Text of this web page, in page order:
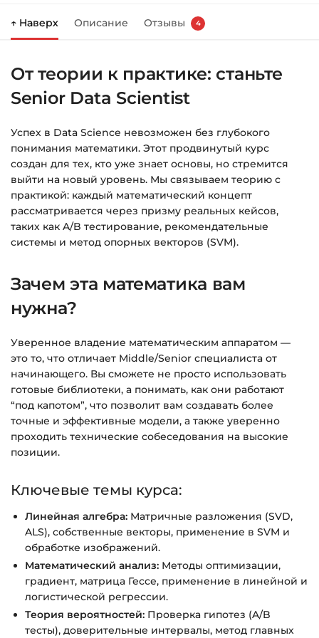
Справа появится корзина — нажмите
Заполните все поля (почта и пароль).
Оплатите удобным способом (более 8
После оплаты появится страница
благодарности с кнопкой«Перейти к
загрузкам». Нажмите её — и откроется
страница с курсами.
Дополнительно ссылка на курс придёт вам
на email.
времени.
справке >>>
Вопросы?Пишите наinfo@siluette.com.uaили в
чат на сайте.
↑ Наверх Описание Отзывы 4
От теории к практике: станьте
Senior Data Scientist
Успех в Data Science невозможен без глубокого
понимания математики. Этот продвинутый курс
создан для тех, кто уже знает основы, но стремится
выйти на новый уровень. Мы связываем теорию с
практикой: каждый математический концепт
рассматривается через призму реальных кейсов,
таких как A/B тестирование, рекомендательные
системы и метод опорных векторов (SVM).
Зачем эта математика вам
нужна?
Уверенное владение математическим аппаратом —
это то, что отличает Middle/Senior специалиста от
начинающего. Вы сможете не просто использовать
готовые библиотеки, а понимать, как они работают
“под капотом”, что позволит вам создавать более
точные и эффективные модели, а также уверенно
проходить технические собеседования на высокие
позиции.
Ключевые темы курса:
Линейная алгебра: Матричные разложения (SVD,
ALS), собственные векторы, применение в SVM и
обработке изображений.
Математический анализ: Методы оптимизации,
градиент, матрица Гессе, применение в линейной и
логистической регрессии.
Теория вероятностей: Проверка гипотез (A/B
тесты), доверительные интервалы, метод главных